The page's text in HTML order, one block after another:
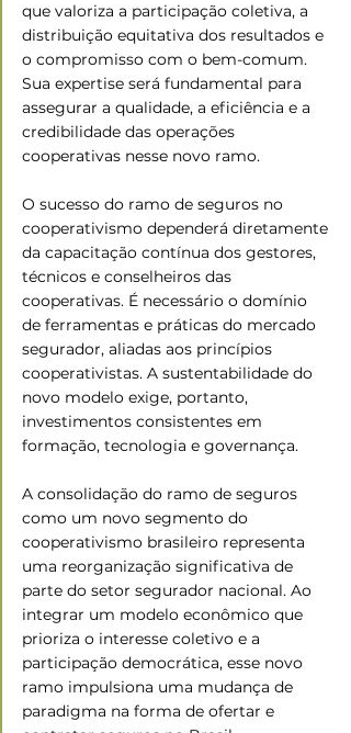
que valoriza a participação coletiva, a
distribuição equitativa dos resultados e
o compromisso com o bem-comum.
Sua expertise será fundamental para
assegurar a qualidade, a eficiência e a
credibilidade das operações
cooperativas nesse novo ramo.
O sucesso do ramo de seguros no
cooperativismo dependerá diretamente
da capacitação contínua dos gestores,
técnicos e conselheiros das
cooperativas. É necessário o domínio
de ferramentas e práticas do mercado
segurador, aliadas aos princípios
cooperativistas. A sustentabilidade do
novo modelo exige, portanto,
investimentos consistentes em
formação, tecnologia e governança.
A consolidação do ramo de seguros
como um novo segmento do
cooperativismo brasileiro representa
uma reorganização significativa de
parte do setor segurador nacional. Ao
integrar um modelo econômico que
prioriza o interesse coletivo e a
participação democrática, esse novo
ramo impulsiona uma mudança de
paradigma na forma de ofertar e